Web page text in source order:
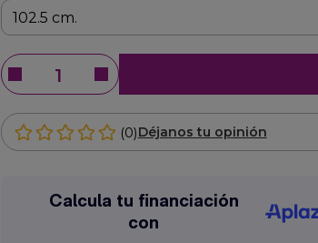
(0)Déjanos tu opinión